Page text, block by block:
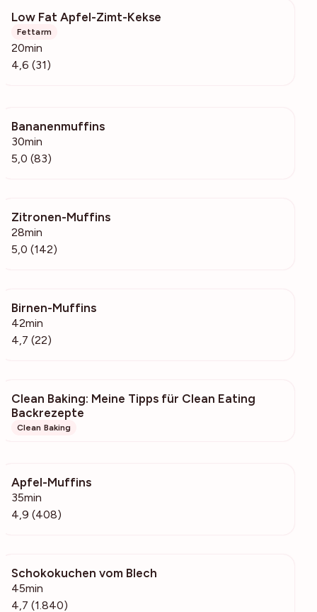
Low Fat Apfel-Zimt-Kekse
Fettarm
20min
4,6 (31)
Bananenmuffins
30min
5,0 (83)
Zitronen-Muffins
28min
5,0 (142)
Birnen-Muffins
42min
4,7 (22)
Clean Baking: Meine Tipps für Clean Eating
Backrezepte
Clean Baking
Apfel-Muffins
35min
4,9 (408)
Schokokuchen vom Blech
45min
4,7 (1.840)